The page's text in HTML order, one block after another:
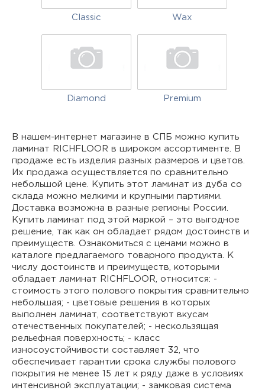
Classic Wax
Diamond Premium
В нашем-интернет магазине в СПБ можно купить
ламинат RICHFLOOR в широком ассортименте. В
продаже есть изделия разных размеров и цветов.
Их продажа осуществляется по сравнительно
небольшой цене. Купить этот ламинат из дуба со
склада можно мелкими и крупными партиями.
Доставка возможна в разные регионы России.
Купить ламинат под этой маркой – это выгодное
решение, так как он обладает рядом достоинств и
преимуществ. Ознакомиться с ценами можно в
каталоге предлагаемого товарного продукта. К
числу достоинств и преимуществ, которыми
обладает ламинат RICHFLOOR, относится: -
стоимость этого полового покрытия сравнительно
небольшая; - цветовые решения в которых
выполнен ламинат, соответствуют вкусам
отечественных покупателей; - нескользящая
рельефная поверхность; - класс
износоустойчивости составляет 32, что
обеспечивает гарантии срока службы полового
покрытия не менее 15 лет к ряду даже в условиях
интенсивной эксплуатации; - замковая система